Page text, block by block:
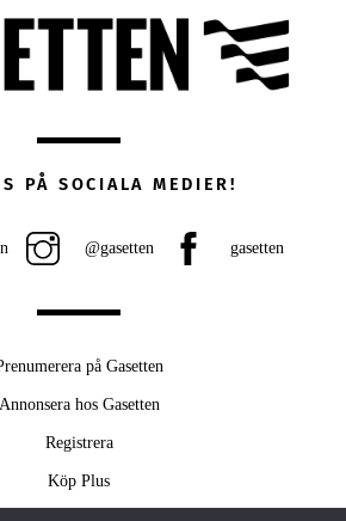
PÅ SOCIALA MEDIER!
@gasetten gasetten
på Gasetten
Annonsera hos Gasetten
Registrera
Köp Plus